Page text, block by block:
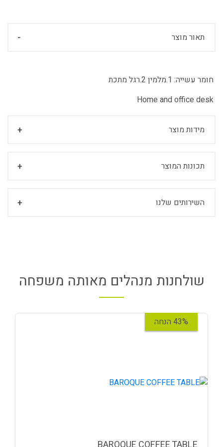
תאור מוצר
חומר עשייה: 1.מלמין 2.רגל מתכת
Home and office desk
מידות מוצר
תכונות המוצר
השירותים שלנו
שולחנות מנהלים מאותה משפחה
43% הנחה